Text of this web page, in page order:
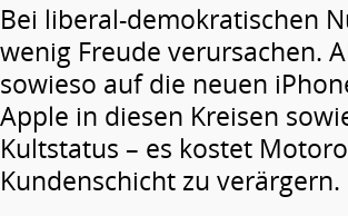
Bei liberal-demokratischen
wenig Freude verursachen.
sowieso auf die neuen
Apple in diesen Kreisen
Kultstatus – es kostet
Kundenschicht zu verärgern.